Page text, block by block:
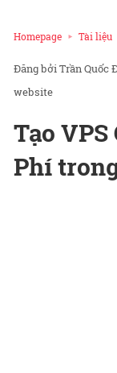
Homepage Tài liệu
Trần Quốc
website
Tạo
Phí